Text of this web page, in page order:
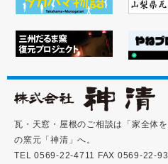
瓦・天窓・屋根のご相談は「家全体
の窯元「神清」へ。
TEL 0569-22-4711 FAX 0569-22-